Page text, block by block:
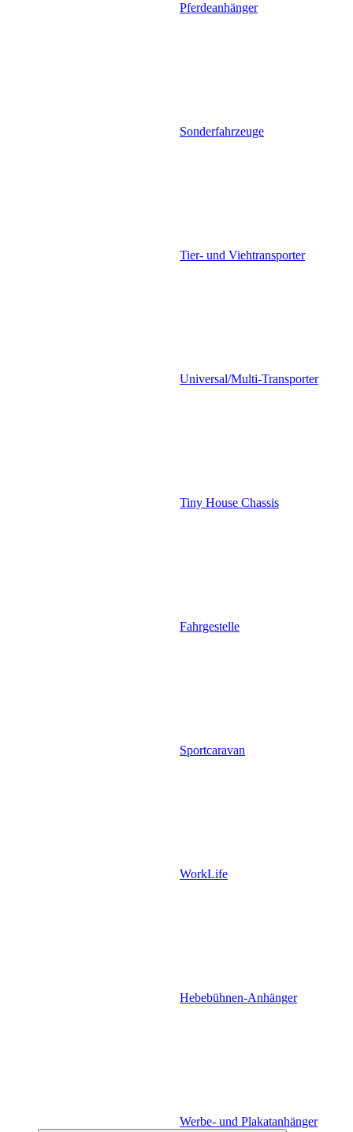
Pferdeanhänger
Sonderfahrzeuge
Tier- und Viehtransporter
Universal/Multi-Transporter
Tiny House Chassis
Fahrgestelle
Sportcaravan
WorkLife
Hebebühnen-Anhänger
Werbe- und Plakatanhänger